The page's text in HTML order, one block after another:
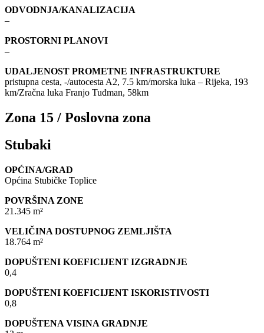
ODVODNJA/KANALIZACIJA
–
PROSTORNI PLANOVI
–
UDALJENOST PROMETNE INFRASTRUKTURE
pristupna cesta, -/autocesta A2, 7.5 km/morska luka – Rijeka, 193
km/Zračna luka Franjo Tuđman, 58km
Zona 15 / Poslovna zona
Stubaki
OPĆINA/GRAD
Općina Stubičke Toplice
POVRŠINA ZONE
21.345 m²
VELIČINA DOSTUPNOG ZEMLJIŠTA
18.764 m²
DOPUŠTENI KOEFICIJENT IZGRADNJE
0,4
DOPUŠTENI KOEFICIJENT ISKORISTIVOSTI
0,8
DOPUŠTENA VISINA GRADNJE